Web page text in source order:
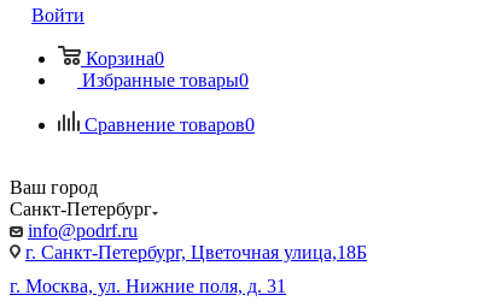
Войти
Корзина0
Избранные товары0
Сравнение товаров0
Ваш город
Санкт-Петербург
info@podrf.ru
г. Санкт-Петербург, Цветочная улица,18Б
г. Москва, ул. Нижние поля, д. 31